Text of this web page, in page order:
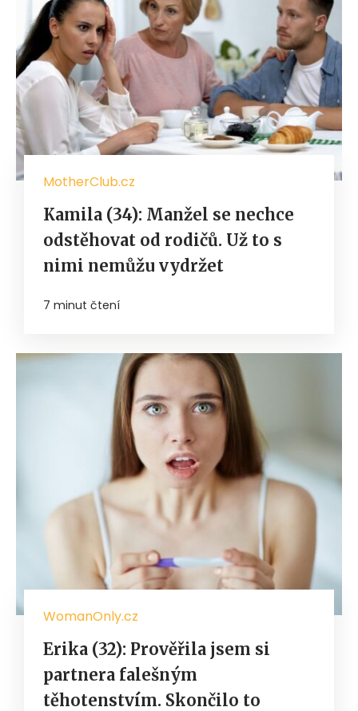
MotherClub.cz
Kamila (34): Manžel se nechce
odstěhovat od rodičů. Už to s
nimi nemůžu vydržet
7 minut čtení
WomanOnly.cz
Erika (32): Prověřila jsem si
partnera falešným
těhotenstvím. Skončilo to